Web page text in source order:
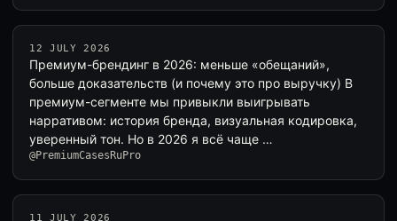
12 JULY 2026
Премиум-брендинг в 2026: меньше «обещаний»,
больше доказательств (и почему это про выручку) В
премиум-сегменте мы привыкли выигрывать
нарративом: история бренда, визуальная кодировка,
уверенный тон. Но в 2026 я всё чаще …
@PremiumCasesRuPro
11 JULY 2026